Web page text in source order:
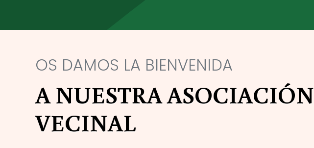
OS DAMOS LA BIENVENIDA
A NUESTRA ASOCIACIÓN
VECINAL